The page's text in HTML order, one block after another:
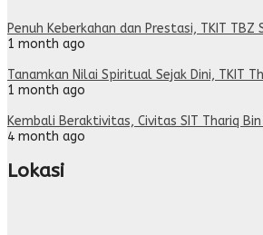
Penuh Keberkahan dan Prestasi, TKIT
1 month ago
Tanamkan Nilai Spiritual Sejak Dini, TKIT
1 month ago
Kembali Beraktivitas, Civitas SIT Thariq
4 month ago
Lokasi